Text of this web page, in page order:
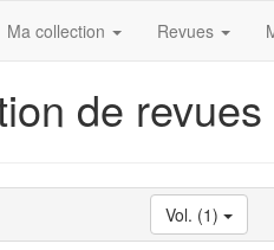
Ma collection Revues
de
Vol. (1)